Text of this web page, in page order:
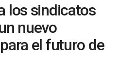
los sindicatos
nuevo
el futuro de